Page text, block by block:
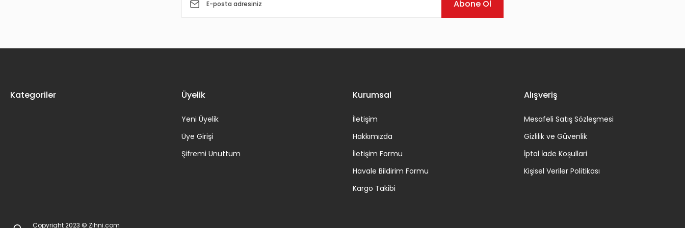
Abone Ol
Kategoriler Üyelik
Yeni Üyelik
Üye Girişi
Şifremi Unuttum
Kurumsal
İletişim
Hakkımızda
İletişim Formu
Havale Bildirim Formu
Kargo Takibi
Alışveriş
Mesafeli Satış Sözleşmesi
Gizlilik ve Güvenlik
İptal İade Koşullari
Kişisel Veriler Politikası
Copyright 2023 © Zihni.com